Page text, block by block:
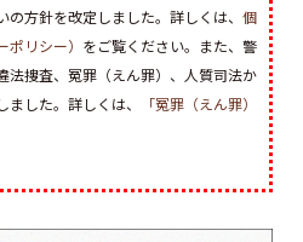
の方針を改定しました。詳しくは、個
リシー） をご覧ください。また、警
法捜査、冤罪（えん罪）、人質司法か
した。詳しくは、
「冤罪（えん罪）